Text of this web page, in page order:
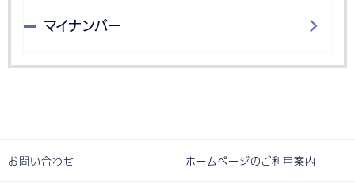
マイナンバー
お問い合わせ ホームページのご利用案内